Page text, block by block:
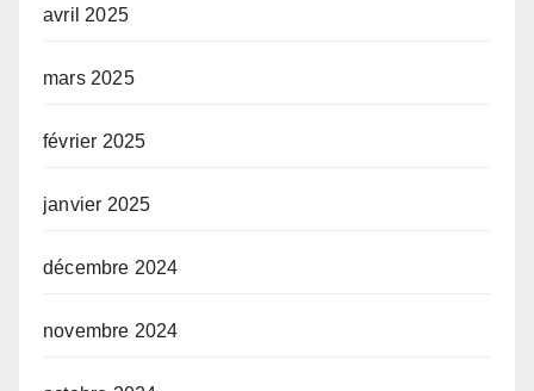
avril 2025
mars 2025
février 2025
janvier 2025
décembre 2024
novembre 2024